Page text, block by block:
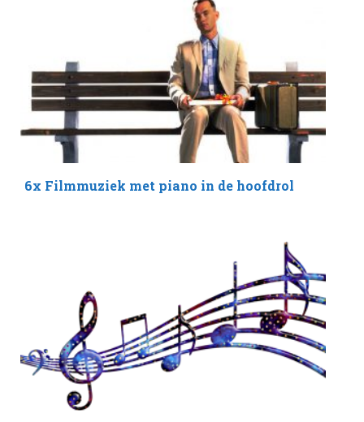
6x Filmmuziek met piano in de hoofdrol